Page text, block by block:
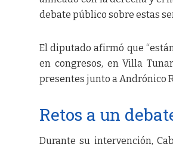
debate público sobre estas
El diputado afirmó que
en congresos, en Villa
presentes junto a Andrónico
Retos a un
Durante su intervención,